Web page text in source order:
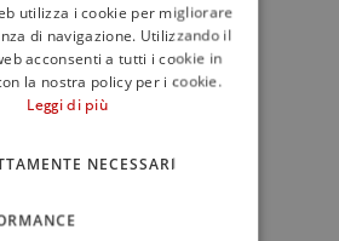
AMPI intende
i maggiori
settore (pasticceri da
e adottare i mezzi
perfezionare i processi di
diffondere e potenziare
utilizza i cookie per migliorare
di navigazione. Utilizzando il
acconsenti a tutti i cookie in
la nostra policy per i cookie.
Leggi di più
NECESSARI